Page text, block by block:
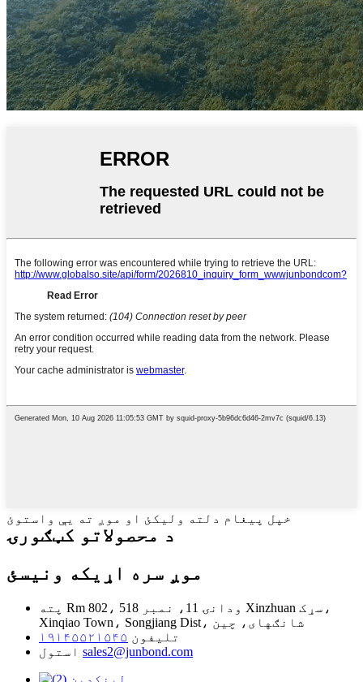
خپل پیغام دلته ولیکئ او موږ ته یې واستوئ
د محصولاتو کټګورۍ
موږ سره اړیکه ونیسئ
پته Rm 802، ودانۍ 11، نمبر 518 Xinzhuan سړک،
Xinqiao Town، Songjiang Dist، شانګهای، چین
تلیفون ۱۹۱۴۵۵۲۱۵۴۵
استول sales2@junbond.com